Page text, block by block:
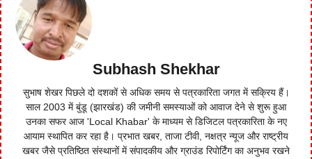
Subhash Shekhar
सुभाष शेखर पिछले दो दशकों से अधिक समय से पत्रकारिता जगत में सक्रिय हैं।
साल 2003 में बुंडू (झारखंड) की जमीनी समस्याओं को आवाज देने से शुरू हुआ
उनका सफर आज 'Local Khabar' के माध्यम से डिजिटल पत्रकारिता के नए
आयाम स्थापित कर रहा है। प्रभात खबर, ताजा टीवी, नक्षत्र न्यूज और राष्ट्रीय
खबर जैसे प्रतिष्ठित संस्थानों में संपादकीय और ग्राउंड रिपोर्टिंग का अनुभव रखने